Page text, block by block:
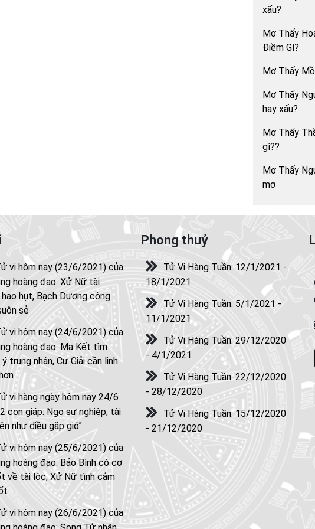
xấu?
Mơ Thấy
Điềm Gì?
Mơ Thấy
Mơ Thấy
hay xấu?
Mơ Thấy
gì??
Mơ Thấy
mơ
vi hôm nay (23/6/2021) của
hoàng đạo: Xử Nữ tài
hụt, Bạch Dương công
sẻ
vi hôm nay (24/6/2021) của
hoàng đạo: Ma Kết tìm
trung nhân, Cự Giải cần linh
vi hàng ngày hôm nay 24/6
con giáp: Ngọ sự nghiệp, tài
như diều gặp gió”
vi hôm nay (25/6/2021) của
hoàng đạo: Bảo Bình có cơ
về tài lộc, Xử Nữ tình cảm
vi hôm nay (26/6/2021) của
Phong thuỷ
Tử Vi Hàng Tuần: 12/1/2021 -
18/1/2021
Tử Vi Hàng Tuần: 5/1/2021 -
11/1/2021
Tử Vi Hàng Tuần: 29/12/2020
- 4/1/2021
Tử Vi Hàng Tuần: 22/12/2020
- 28/12/2020
Tử Vi Hàng Tuần: 15/12/2020
- 21/12/2020